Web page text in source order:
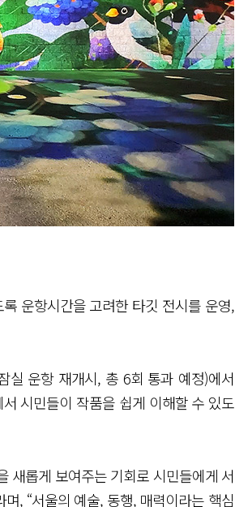
운항시간을 고려한 타깃 전시를 운영,
운항 재개시, 총 6회 통과 예정)에서
시민들이 작품을 쉽게 이해할 수 있도
새롭게 보여주는 기회로 시민들에게 서
, “서울의 예술, 동행, 매력이라는 핵심